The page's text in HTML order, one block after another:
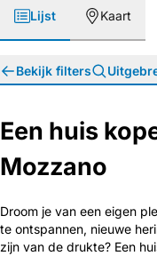
Lijst Kaart
Bekijk filters
Een huis
Mozzano
Droom je van een eigen
te ontspannen, nieuwe
zijn van de drukte? Een